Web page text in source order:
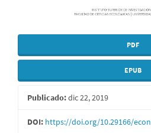
PDF
EPUB
Publicado:dic 22, 2019
DOI: https://doi.org/10.29166/